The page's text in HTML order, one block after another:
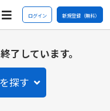
ログイン 新規登録（無料）
了しています。
探す